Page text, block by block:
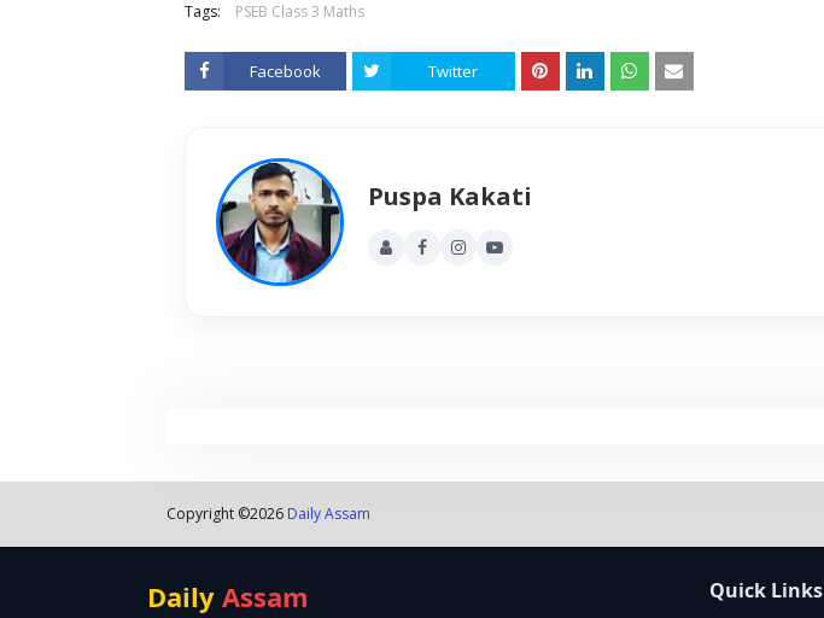
Tags: PSEB Class 3 Maths
Facebook Twitter
Puspa Kakati
Copyright ©2026 Daily Assam
Daily Assam Quick Links